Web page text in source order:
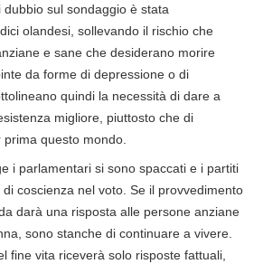
dubbio sul sondaggio è stata
olandesi, sollevando il rischio che
e sane che desiderano morire
da forme di depressione o di
quindi la necessità di dare a
migliore, piuttosto che di
questo mondo.
i parlamentari si sono spaccati e i partiti
coscienza nel voto. Se il provvedimento
darà una risposta alle persone anziane
sono stanche di continuare a vivere.
fine vita riceverà solo risposte fattuali,